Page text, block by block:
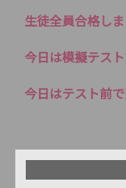
生徒全員合格し
今日は模擬テス
今日はテスト前